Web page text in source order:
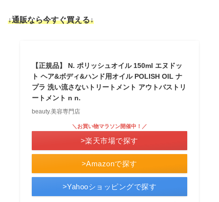
↓通販なら今すぐ買える↓
【正規品】 N. ポリッシュオイル 150ml エヌドッ
ト ヘア&ボディ&ハンド用オイル POLISH OIL ナ
プラ 洗い流さないトリートメント アウトバストリ
ートメント n n.
beauty.美容専門店
>Amazonで探す
＼お買い物マラソン開催中！／
>楽天市場で探す
>Yahooショッピングで探す